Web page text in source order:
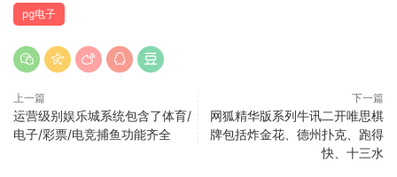
pg电子
上一篇
运营级别娱乐城系统包含了体育/
电子/彩票/电竞捕鱼功能齐全
下一篇
网狐精华版系列牛讯二开唯思棋
牌包括炸金花、德州扑克、跑得
快、十三水